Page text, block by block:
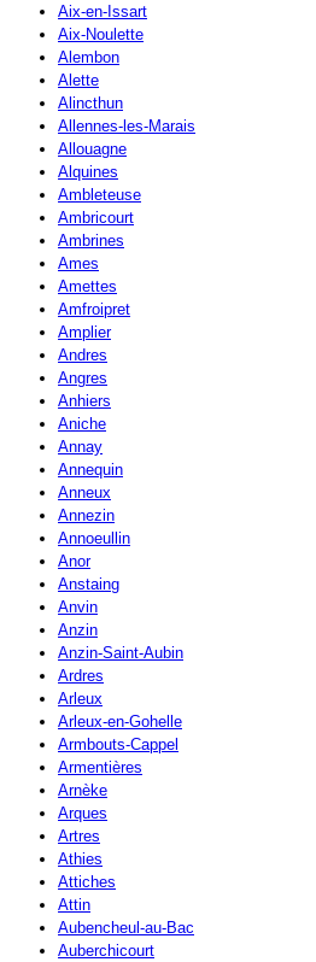
Aix-en-Issart
Aix-Noulette
Alembon
Alette
Alincthun
Allennes-les-Marais
Allouagne
Alquines
Ambleteuse
Ambricourt
Ambrines
Ames
Amettes
Amfroipret
Amplier
Andres
Angres
Anhiers
Aniche
Annay
Annequin
Anneux
Annezin
Annoeullin
Anor
Anstaing
Anvin
Anzin
Anzin-Saint-Aubin
Ardres
Arleux
Arleux-en-Gohelle
Armbouts-Cappel
Armentières
Arnèke
Arques
Artres
Athies
Attiches
Attin
Aubencheul-au-Bac
Auberchicourt